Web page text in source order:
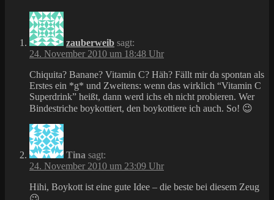
zauberweib sagt:
24. November 2010 um 18:48 Uhr
Chiquita? Banane? Vitamin C? Häh? Fällt mir da spontan als
Erstes ein *g* und Zweitens: wenn das wirklich “Vitamin C
Superdrink” heißt, dann werd ichs eh nicht probieren. Wer
Bindestriche boykottiert, den boykottiere ich auch. So! 😉
Tina sagt:
24. November 2010 um 23:09 Uhr
Hihi, Boykott ist eine gute Idee – die beste bei diesem Zeug